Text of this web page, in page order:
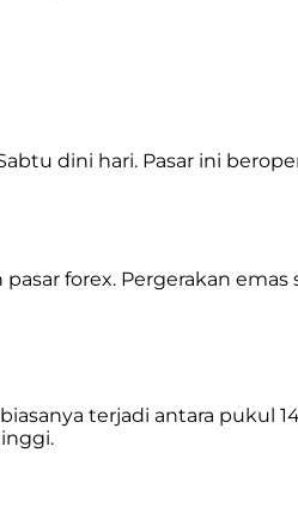
dini hari. Pasar ini
forex. Pergerakan
terjadi antara pukul